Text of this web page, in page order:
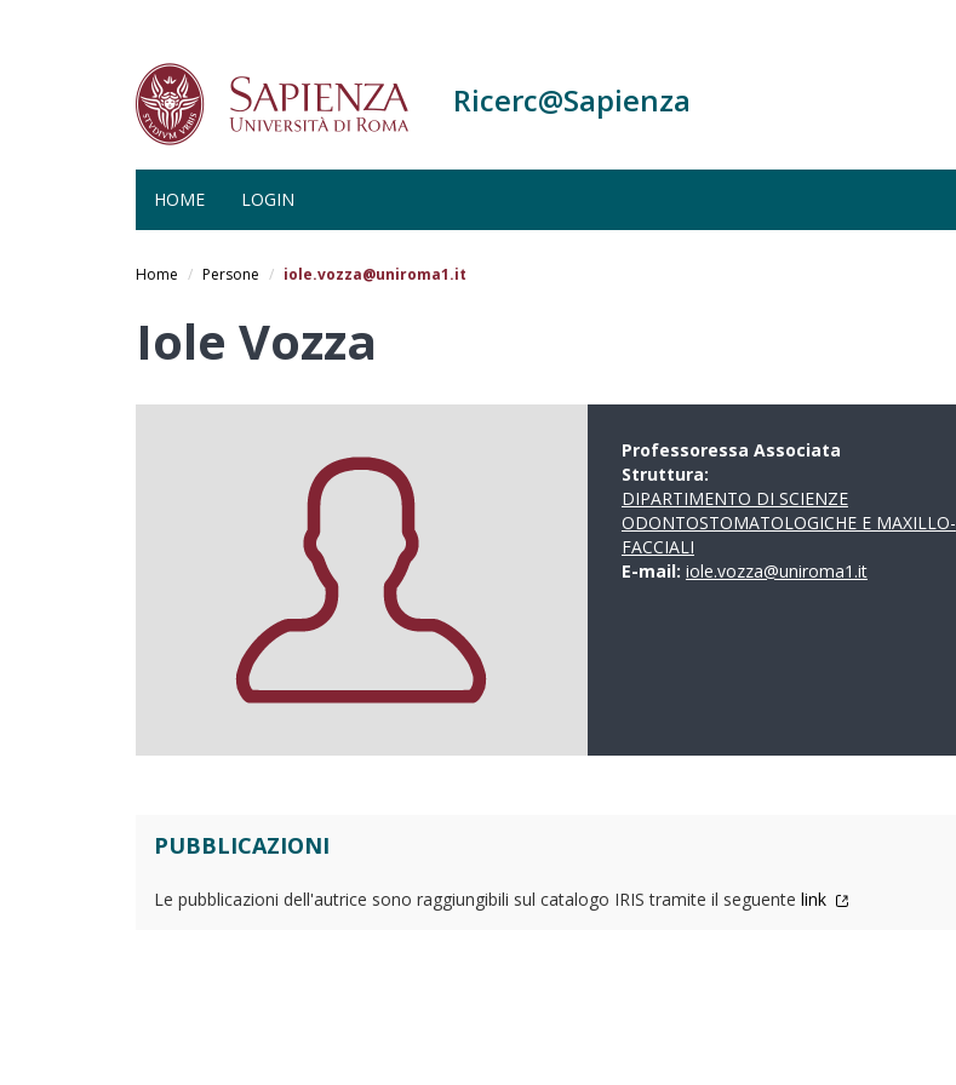
Ricerc@Sapienza
HOME LOGIN
Home Persone iole.vozza@uniroma1.it
Iole Vozza
Professoressa Associata
Struttura:
DIPARTIMENTO DI SCIENZE
ODONTOSTOMATOLOGICHE E MAXILLO-
FACCIALI
E-mail: iole.vozza@uniroma1.it
PUBBLICAZIONI
Le pubblicazioni dell'autrice sono raggiungibili sul catalogo IRIS tramite il seguente link